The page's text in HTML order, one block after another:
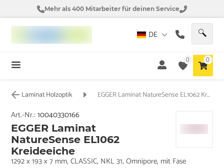
Mehr als 400 Mitarbeiter für deinen Service
DE
0 0
Laminat Holzoptik EGGER Laminat NatureSense EL1062 Kreideeiche
Art.-Nr.:10040330166
EGGER Laminat
NatureSense EL1062
Kreideeiche
1292 x 193 x 7 mm, CLASSIC, NKL 31, Omnipore, mit Fase